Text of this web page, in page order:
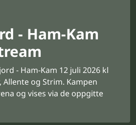
- Ham-Kam
- Ham-Kam 12 juli 2026 kl
Allente og Strim. Kampen
og vises via de oppgitte